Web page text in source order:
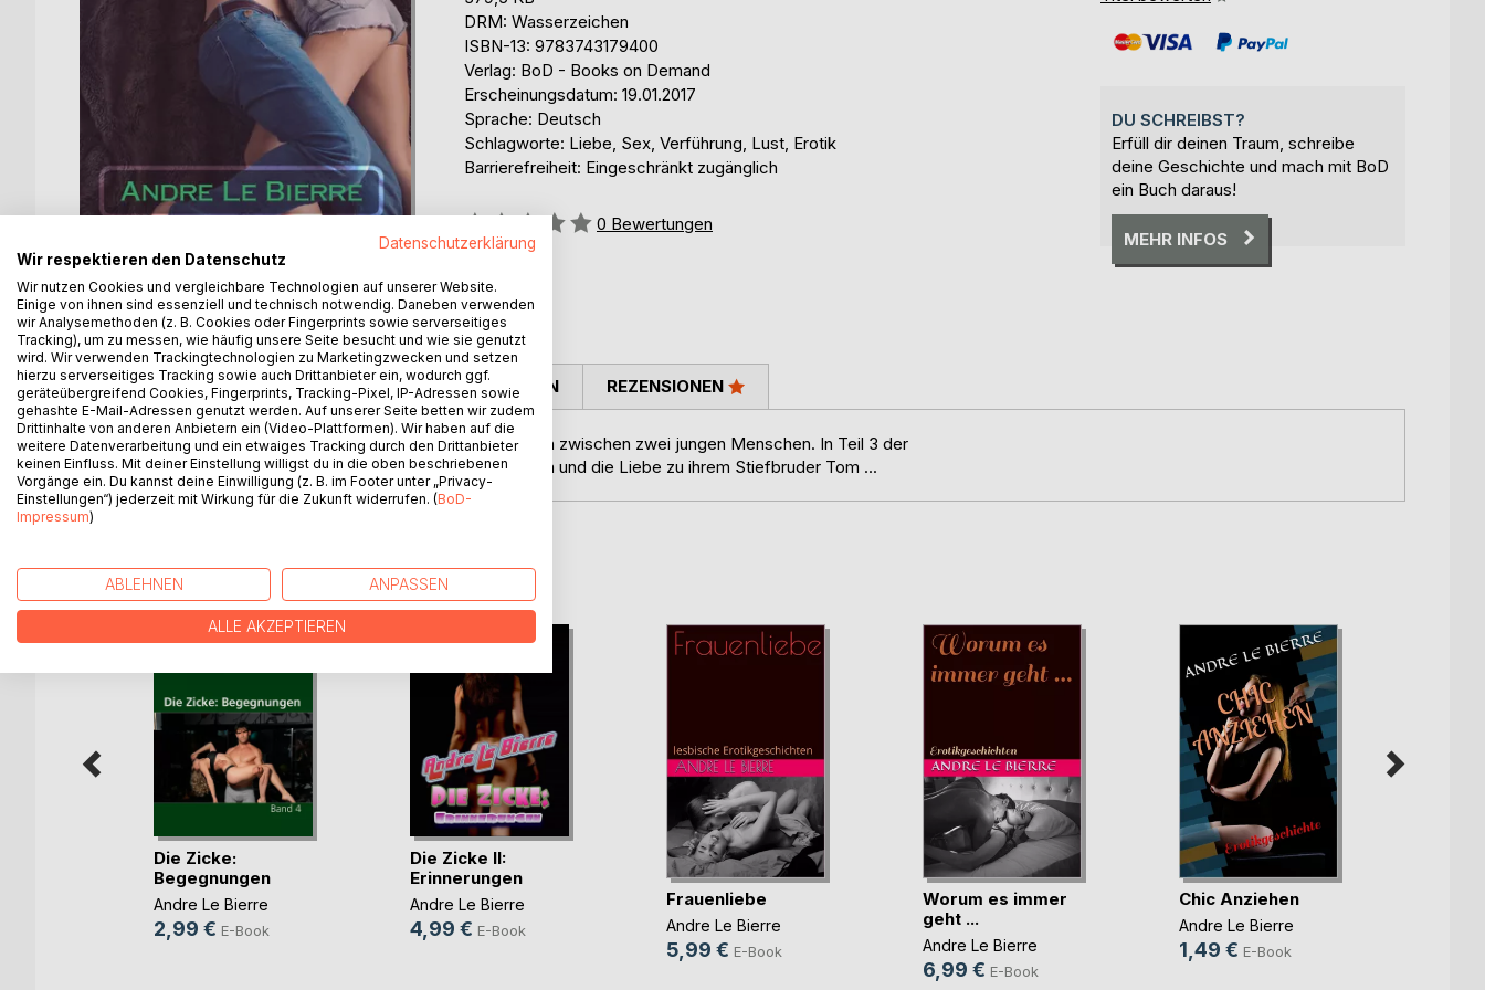
DRM: Wasserzeichen
ISBN-13: 9783743179400
Verlag: BoD - Books on Demand
Erscheinungsdatum: 19.01.2017
Sprache: Deutsch
Schlagworte: Liebe, Sex, Verführung, Lust, Erotik
Barrierefreiheit: Eingeschränkt zugänglich
Bewertung::
0%
0 Bewertungen
DU SCHREIBST?
Erfüll dir deinen Traum, schreibe
deine Geschichte und mach mit BoD
ein Buch daraus!
MEHR INFOS
BESCHREIBUNG
Die Zicke ist eine Geschichte über das sexuelle Verlangen zwischen zwei jungen Menschen. In Teil 3 der
Erotikgeschichte geht es um die Erinnerungen von Pamela und die Liebe zu ihrem Stiefbruder Tom ...
AUTOR/IN PRESSESTIMMEN REZENSIONEN
WEITERE TITEL BEIBoD
Die Zicke:
Begegnungen
Andre Le Bierre
2,99 € E-Book
Die Zicke II:
Erinnerungen
Andre Le Bierre
4,99 € E-Book
Frauenliebe
Andre Le Bierre
5,99 € E-Book
Worum es immer
geht ...
Andre Le Bierre
6,99 € E-Book
Chic Anziehen
Andre Le Bierre
1,49 € E-Book
Datenschutzerklärung
Wir respektieren den Datenschutz
Wir nutzen Cookies und vergleichbare Technologien auf unserer Website.
Einige von ihnen sind essenziell und technisch notwendig. Daneben verwenden
wir Analysemethoden (z. B. Cookies oder Fingerprints sowie serverseitiges
Tracking), um zu messen, wie häufig unsere Seite besucht und wie sie genutzt
wird. Wir verwenden Trackingtechnologien zu Marketingzwecken und setzen
hierzu serverseitiges Tracking sowie auch Drittanbieter ein, wodurch ggf.
geräteübergreifend Cookies, Fingerprints, Tracking-Pixel, IP-Adressen sowie
gehashte E-Mail-Adressen genutzt werden. Auf unserer Seite betten wir zudem
Drittinhalte von anderen Anbietern ein (Video-Plattformen). Wir haben auf die
weitere Datenverarbeitung und ein etwaiges Tracking durch den Drittanbieter
keinen Einfluss. Mit deiner Einstellung willigst du in die oben beschriebenen
Vorgänge ein. Du kannst deine Einwilligung (z. B. im Footer unter „Privacy-
Einstellungen“) jederzeit mit Wirkung für die Zukunft widerrufen. (BoD-
Impressum)
ABLEHNEN ANPASSEN
ALLE AKZEPTIEREN